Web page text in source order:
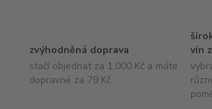
zvýhodněná doprava
stačí objednat za 1.000 Kč a máte
dopravné za 79 Kč
vín